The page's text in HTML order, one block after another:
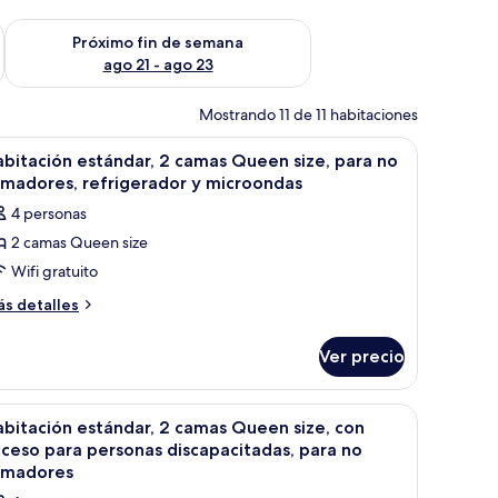
semana ago 14 - ago 16
Próximo fin de semana
ago 21 - ago 23
Consulta la disponibilidad para el próximo fin de semana
Mostrando 11 de 11 habitaciones
silla y baño. Habitación de hotel con dos camas, una
17
estándar, 2 camas Queen size, para no
refrigerador y microondas
4 personas
2 camas Queen size
Wifi gratuito
detalles
Ver precio
mesa de comedor y una ventana con cortinas rojas.
Habitación de hotel con dos camas, una
16
estándar, 2 camas Queen size, con
para personas discapacitadas, para no